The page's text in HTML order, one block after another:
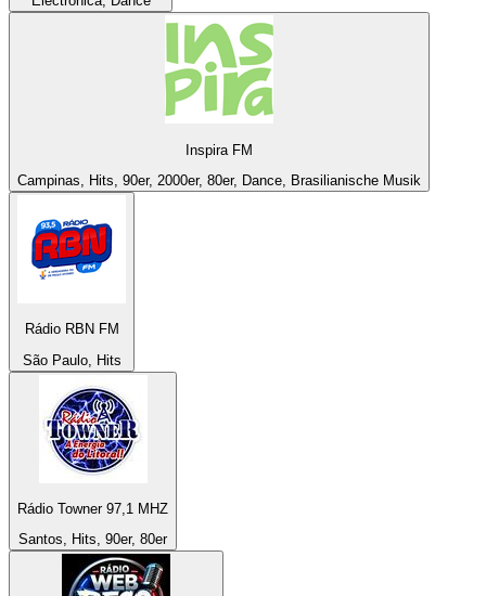
Inspira FM
Campinas, Hits, 90er, 2000er, 80er, Dance, Brasilianische Musik
Rádio RBN FM
São Paulo, Hits
Rádio Towner 97,1 MHZ
Santos, Hits, 90er, 80er